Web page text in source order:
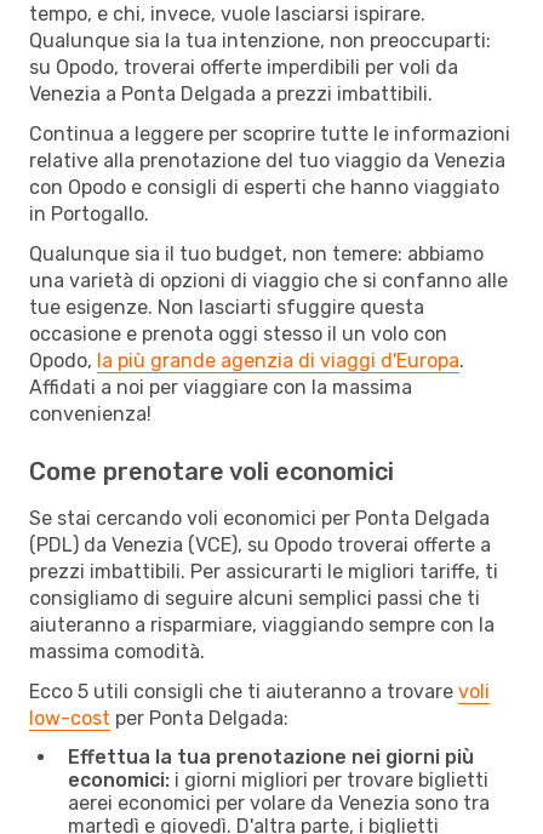
tempo, e chi, invece, vuole lasciarsi ispirare.
Qualunque sia la tua intenzione, non preoccuparti:
su Opodo, troverai offerte imperdibili per voli da
Venezia a Ponta Delgada a prezzi imbattibili.
Continua a leggere per scoprire tutte le informazioni
relative alla prenotazione del tuo viaggio da Venezia
con Opodo e consigli di esperti che hanno viaggiato
in Portogallo.
Qualunque sia il tuo budget, non temere: abbiamo
una varietà di opzioni di viaggio che si confanno alle
tue esigenze. Non lasciarti sfuggire questa
occasione e prenota oggi stesso il un volo con
Opodo, la più grande agenzia di viaggi d'Europa.
Affidati a noi per viaggiare con la massima
convenienza!
Come prenotare voli economici
Se stai cercando voli economici per Ponta Delgada
(PDL) da Venezia (VCE), su Opodo troverai offerte a
prezzi imbattibili. Per assicurarti le migliori tariffe, ti
consigliamo di seguire alcuni semplici passi che ti
aiuteranno a risparmiare, viaggiando sempre con la
massima comodità.
Ecco 5 utili consigli che ti aiuteranno a trovare voli
low-cost per Ponta Delgada:
Effettua la tua prenotazione nei giorni più
economici: i giorni migliori per trovare biglietti
aerei economici per volare da Venezia sono tra
martedì e giovedì. D'altra parte, i biglietti